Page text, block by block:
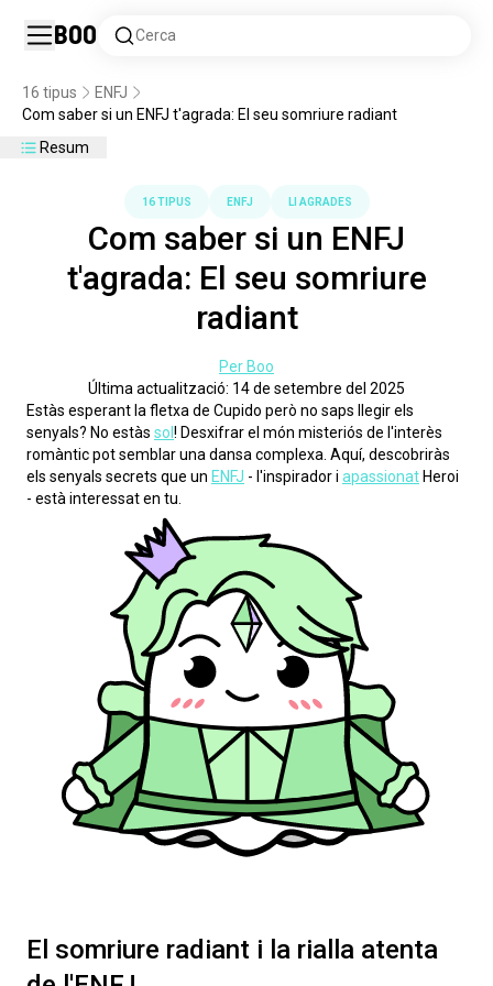
Boo Cerca
16 tipus
ENFJ
Com saber si un ENFJ t'agrada: El seu somriure radiant
Resum
16 TIPUS ENFJ LI AGRADES
Com saber si un ENFJ
t'agrada: El seu somriure
radiant
Per Boo
Última actualització: 14 de setembre del 2025
Estàs esperant la fletxa de Cupido però no saps llegir els
senyals? No estàs sol ! Desxifrar el món misteriós de l'interès
romàntic pot semblar una dansa complexa. Aquí, descobriràs
els senyals secrets que un ENFJ - l'inspirador i apassionat Heroi
- està interessat en tu.
El somriure radiant i la rialla atenta